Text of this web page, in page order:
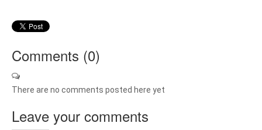
Comments (0)
There are no comments posted here yet
Leave your comments